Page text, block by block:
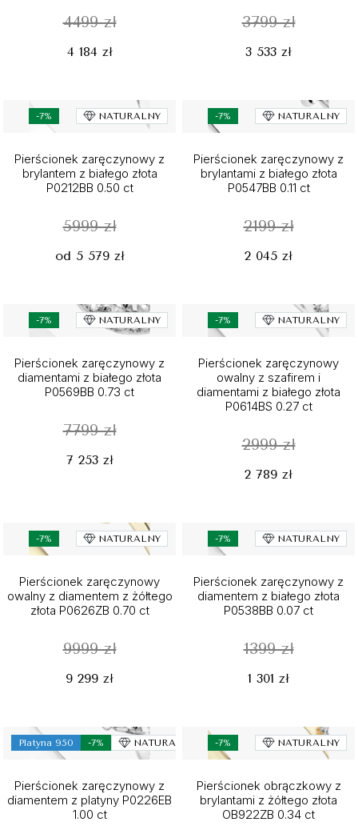
4499 zł
4 184 zł
3799 zł
3 533 zł
-7% NATURALNY
Pierścionek zaręczynowy z
brylantem z białego złota
P0212BB 0.50 ct
5999 zł
od 5 579 zł
-7% NATURALNY
Pierścionek zaręczynowy z
brylantami z białego złota
P0547BB 0.11 ct
2199 zł
2 045 zł
-7% NATURALNY
Pierścionek zaręczynowy z
diamentami z białego złota
P0569BB 0.73 ct
7799 zł
7 253 zł
-7% NATURALNY
Pierścionek zaręczynowy
owalny z szafirem i
diamentami z białego złota
P0614BS 0.27 ct
2999 zł
2 789 zł
-7% NATURALNY
Pierścionek zaręczynowy
owalny z diamentem z żółtego
złota P0626ZB 0.70 ct
9999 zł
9 299 zł
-7% NATURALNY
Pierścionek zaręczynowy z
diamentem z białego złota
P0538BB 0.07 ct
1399 zł
1 301 zł
Platyna 950 -7% NATURALNY
Pierścionek zaręczynowy z
diamentem z platyny P0226EB
1.00 ct
-7% NATURALNY
Pierścionek obrączkowy z
brylantami z żółtego złota
OB922ZB 0.34 ct